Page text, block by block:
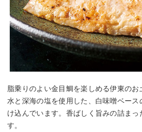
脂乗りのよい金目鯛を楽しめる伊東の
水と深海の塩を使用した、白味噌ベー
け込んでいます。香ばしく旨みの詰まっ
す。